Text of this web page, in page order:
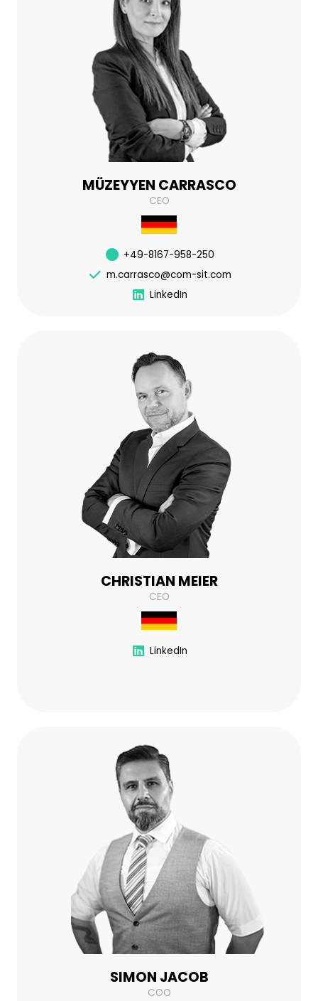
MÜZEYYEN CARRASCO
CEO
+49-8167-958-250
m.carrasco@com-sit.com
LinkedIn
CHRISTIAN MEIER
CEO
LinkedIn
SIMON JACOB
COO